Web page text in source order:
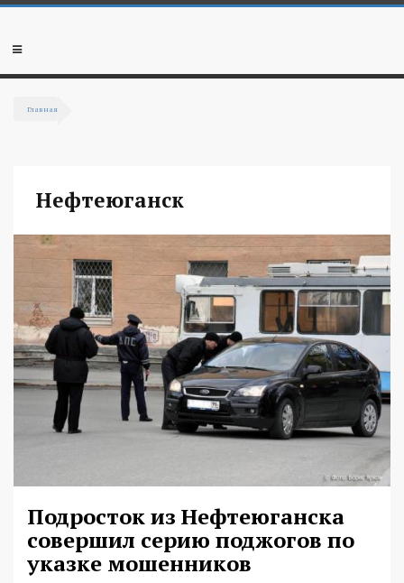
Перейти к основному содержанию
Мобильное
Главная
Нефтеюганск
Подросток из Нефтеюганска
совершил серию поджогов по
указке мошенников